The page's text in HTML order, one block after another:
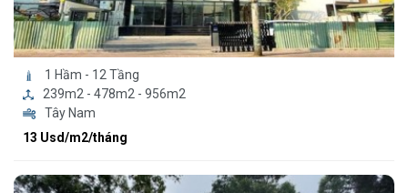
1 Hầm - 12 Tầng
239m2 - 478m2 - 956m2
Tây Nam
13 Usd/m2/tháng